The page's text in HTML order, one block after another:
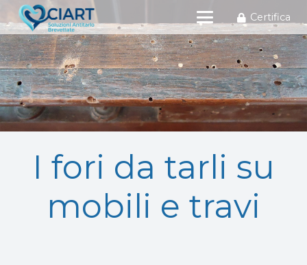
Certifica
I fori da tarli su
mobili e travi